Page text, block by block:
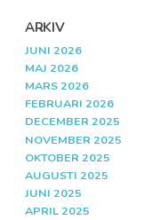
ARKIV
JUNI 2026
MAJ 2026
MARS 2026
FEBRUARI 2026
DECEMBER 2025
NOVEMBER 2025
OKTOBER 2025
AUGUSTI 2025
JUNI 2025
APRIL 2025